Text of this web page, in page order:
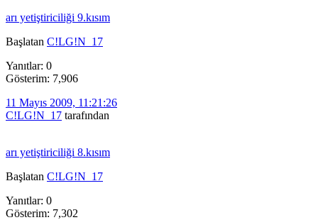
arı yetiştiriciliği 9.kısım
Başlatan C!LG!N_17
Yanıtlar: 0
Gösterim: 7,906
11 Mayıs 2009, 11:21:26
C!LG!N_17 tarafından
arı yetiştiriciliği 8.kısım
Başlatan C!LG!N_17
Yanıtlar: 0
Gösterim: 7,302